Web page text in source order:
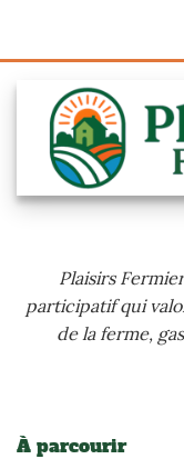
Plaisirs
participatif qui
de la ferme,
À parcourir